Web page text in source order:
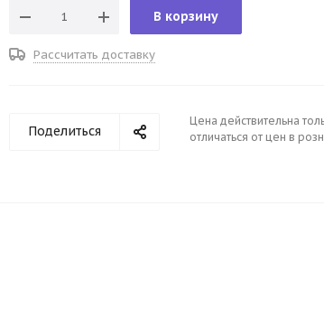
В корзину
Рассчитать доставку
Поделиться
Цена действительна
отличаться от цен в